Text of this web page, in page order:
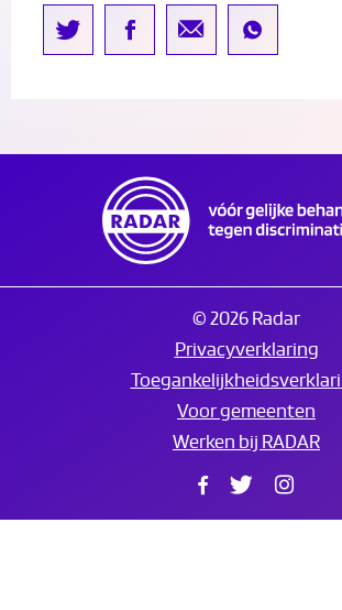
© 2026 Radar
Privacyverklaring
Voor gemeenten
Werken bij RADAR
Facebook
Twitter